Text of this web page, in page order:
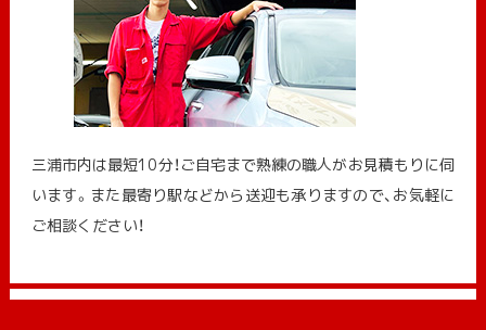
三浦市内は最短10分！ご自宅まで熟練の職人がお見積もりに伺
います。また最寄り駅などから送迎も承りますので、お気軽に
ご相談ください！